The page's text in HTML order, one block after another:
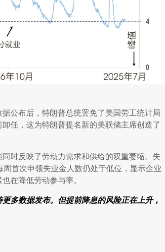
公布后，特朗普总统罢免了美国劳工统计局
任，这为特朗普提名新的美联储主席创造了
时反映了劳动力需求和供给的双重萎缩。失
首次申领失业金人数仍处于低位，显示企业
在降低劳动参与率。
多数据发布。但提前降息的风险正在上升，